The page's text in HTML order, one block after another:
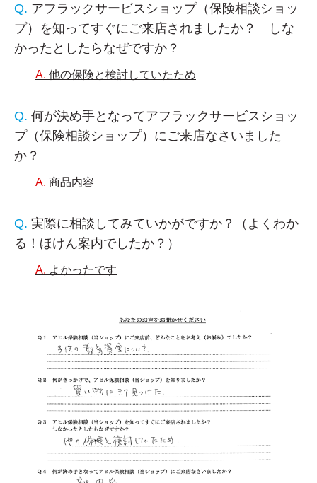
アフラックサービスショップ（保険相談ショッ
プ）を知ってすぐにご来店されましたか？ しな
かったとしたらなぜですか？
他の保険と検討していたため
何が決め手となってアフラックサービスショッ
プ（保険相談ショップ）にご来店なさいました
か？
商品内容
実際に相談してみていかがですか？（よくわか
る！ほけん案内でしたか？）
よかったです